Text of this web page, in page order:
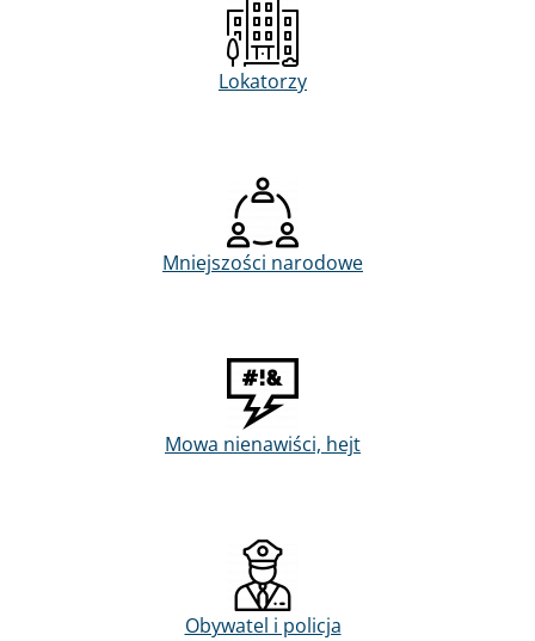
Lokatorzy
Mniejszości narodowe
Mowa nienawiści, hejt
Obywatel i policja